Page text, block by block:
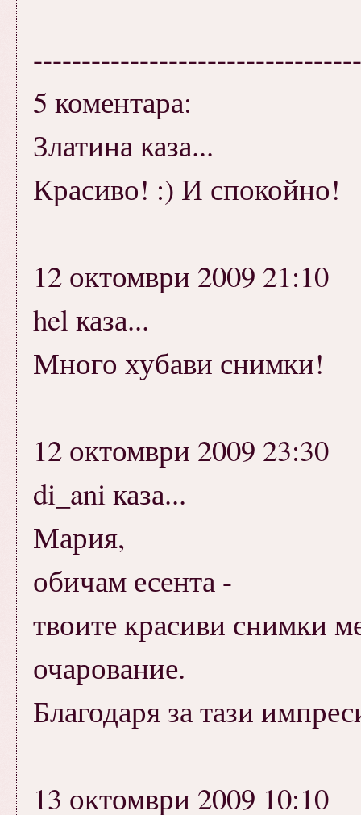
5 коментара:
Златина каза...
Красиво! :) И спокойно!
12 октомври 2009 21:10
hel каза...
Много хубави снимки!
12 октомври 2009 23:30
di_ani каза...
Мария,
обичам есента -
твоите красиви снимки
очарование.
Благодаря за тази
13 октомври 2009 10:10